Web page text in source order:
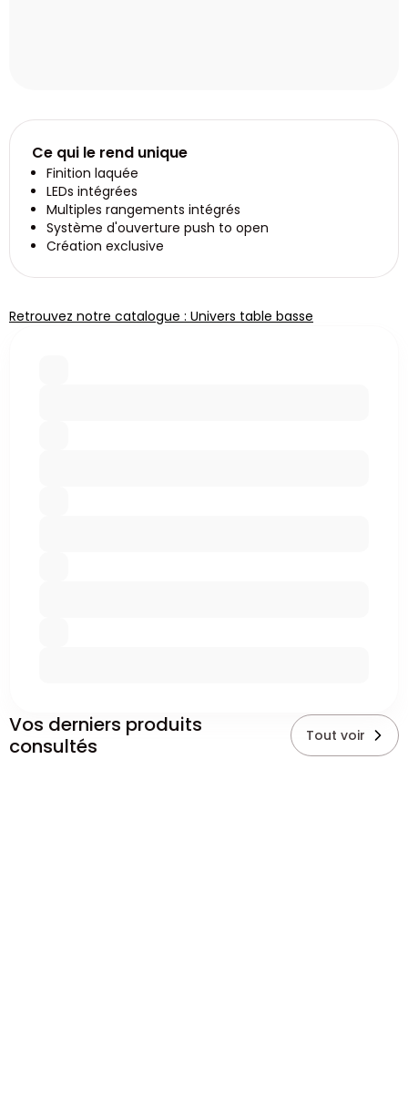
Ce qui le rend unique
Finition laquée
LEDs intégrées
Multiples rangements intégrés
Système d'ouverture push to open
Création exclusive
Retrouvez notre catalogue : Univers table basse
Vos derniers produits
consultés
Tout voir